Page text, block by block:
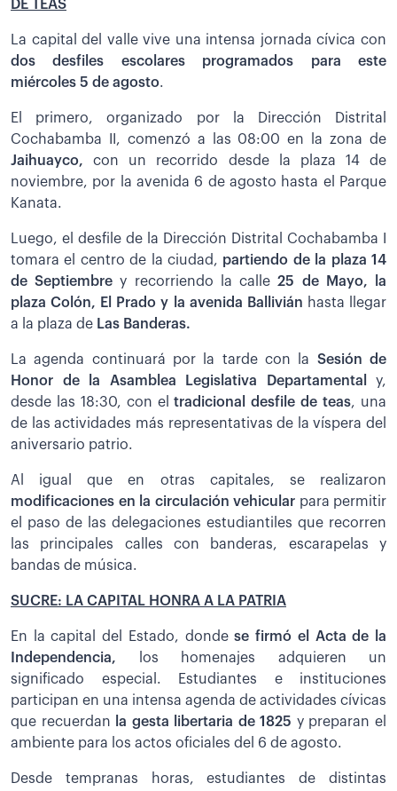
DE TEAS
La capital del valle vive una intensa jornada cívica con
dos desfiles escolares programados para este
miércoles 5 de agosto.
El primero, organizado por la Dirección Distrital
Cochabamba II, comenzó a las 08:00 en la zona de
Jaihuayco, con un recorrido desde la plaza 14 de
noviembre, por la avenida 6 de agosto hasta el Parque
Kanata.
Luego, el desfile de la Dirección Distrital Cochabamba I
tomara el centro de la ciudad, partiendo de la plaza 14
de Septiembre y recorriendo la calle25 de Mayo, la
plaza Colón, El Prado y la avenida Ballivián hasta llegar
a la plaza de Las Banderas.
La agenda continuará por la tarde con la Sesión de
Honor de la Asamblea Legislativa Departamental
y,
desde las 18:30, con eltradicional desfile de teas, una
de las actividades más representativas de la víspera del
aniversario patrio.
Al igual que en otras capitales, se realizaron
modificaciones en la circulación vehicular para permitir
el paso de las delegaciones estudiantiles que recorren
las principales calles con banderas, escarapelas y
bandas de música.
SUCRE: LA CAPITAL HONRA A LA PATRIA
En la capital del Estado, dondese firmó el Acta de la
Independencia, los homenajes adquieren un
significado especial. Estudiantes e instituciones
participan en una intensa agenda de actividades cívicas
que recuerdan
la gesta libertaria de 1825 y preparan el
ambiente para los actos oficiales del 6 de agosto.
Desde tempranas horas, estudiantes de distintas